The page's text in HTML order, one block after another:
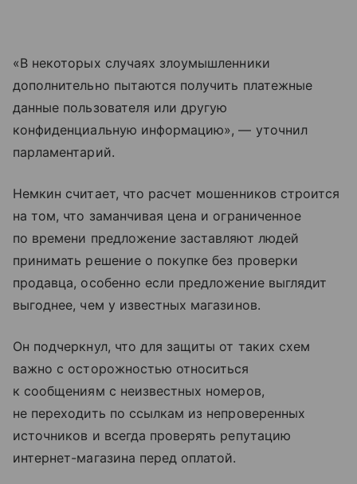
«В некоторых случаях злоумышленники
дополнительно пытаются получить платежные
данные пользователя или другую
конфиденциальную информацию», — уточнил
парламентарий.
Немкин считает, что расчет мошенников строится
на том, что заманчивая цена и ограниченное
по времени предложение заставляют людей
принимать решение о покупке без проверки
продавца, особенно если предложение выглядит
выгоднее, чем у известных магазинов.
Он подчеркнул, что для защиты от таких схем
важно с осторожностью относиться
к сообщениям с неизвестных номеров,
не переходить по ссылкам из непроверенных
источников и всегда проверять репутацию
интернет-магазина перед оплатой.